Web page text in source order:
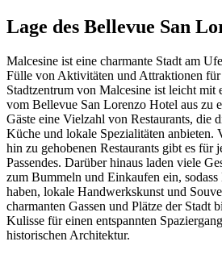
Lage des Bellevue San
Malcesine ist eine charmante Stadt am
Fülle von Aktivitäten und Attraktionen für
Stadtzentrum von Malcesine ist leicht mit
vom Bellevue San Lorenzo Hotel aus zu
Gäste eine Vielzahl von Restaurants, die
Küche und lokale Spezialitäten anbieten.
hin zu gehobenen Restaurants gibt es für
Passendes. Darüber hinaus laden viele
zum Bummeln und Einkaufen ein,
haben, lokale Handwerkskunst und
charmanten Gassen und Plätze der Stadt
Kulisse für einen entspannten
historischen Architektur.